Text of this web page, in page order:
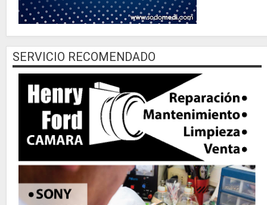
SERVICIO RECOMENDADO